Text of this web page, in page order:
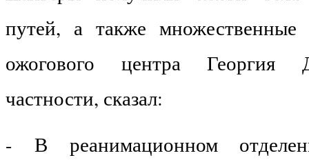
путей, а также
ожогового центра Георгия
частности, сказал:
- В реанимационном